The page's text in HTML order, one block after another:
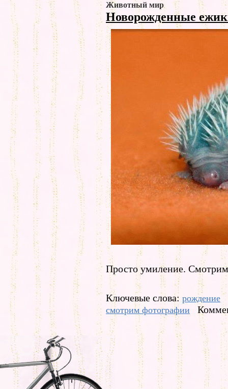
Животный мир
Новорожденные
Просто умиление.
Ключевые слова: рождение
смотрим фотографии